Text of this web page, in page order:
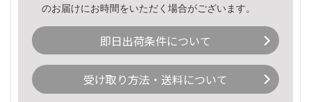
のお届けにお時間をいただく場合がございます。
即日出荷条件について
受け取り方法・送料について